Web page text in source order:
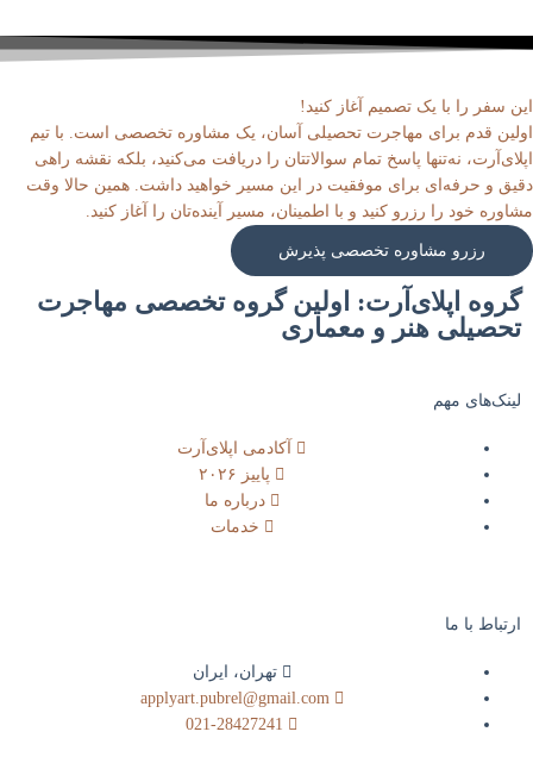
این سفر را با یک تصمیم آغاز کنید!
اولین قدم برای مهاجرت تحصیلی آسان، یک مشاوره تخصصی است. با تیم
اپلای‌آرت، نه‌تنها پاسخ تمام سوالاتتان را دریافت می‌کنید، بلکه نقشه راهی
دقیق و حرفه‌ای برای موفقیت در این مسیر خواهید داشت. همین حالا وقت
مشاوره خود را رزرو کنید و با اطمینان، مسیر آینده‌تان را آغاز کنید.
رزرو مشاوره تخصصی پذیرش
گروه اپلای‌آرت: اولین گروه تخصصی مهاجرت
تحصیلی هنر و معماری
لینک‌های مهم
آکادمی اپلای‌آرت
پاییز ۲۰۲۶
درباره ما
خدمات
ارتباط با ما​
تهران، ایران
applyart.pubrel@gmail.com
021-28427241